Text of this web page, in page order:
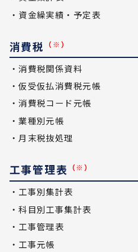
・資金繰実績・予定表
消費税 （※）
・消費税関係資料
・仮受仮払消費税元帳
・消費税コード元帳
・業種別元帳
・月末税抜処理
工事管理表 （※）
・工事別集計表
・科目別工事集計表
・工事管理表
・工事元帳